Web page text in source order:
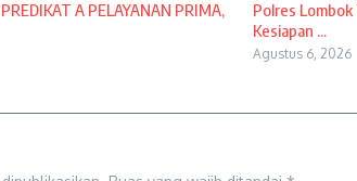
A PELAYANAN PRIMA,
Polres Lombok
Kesiapan ...
Agustus 6, 2026